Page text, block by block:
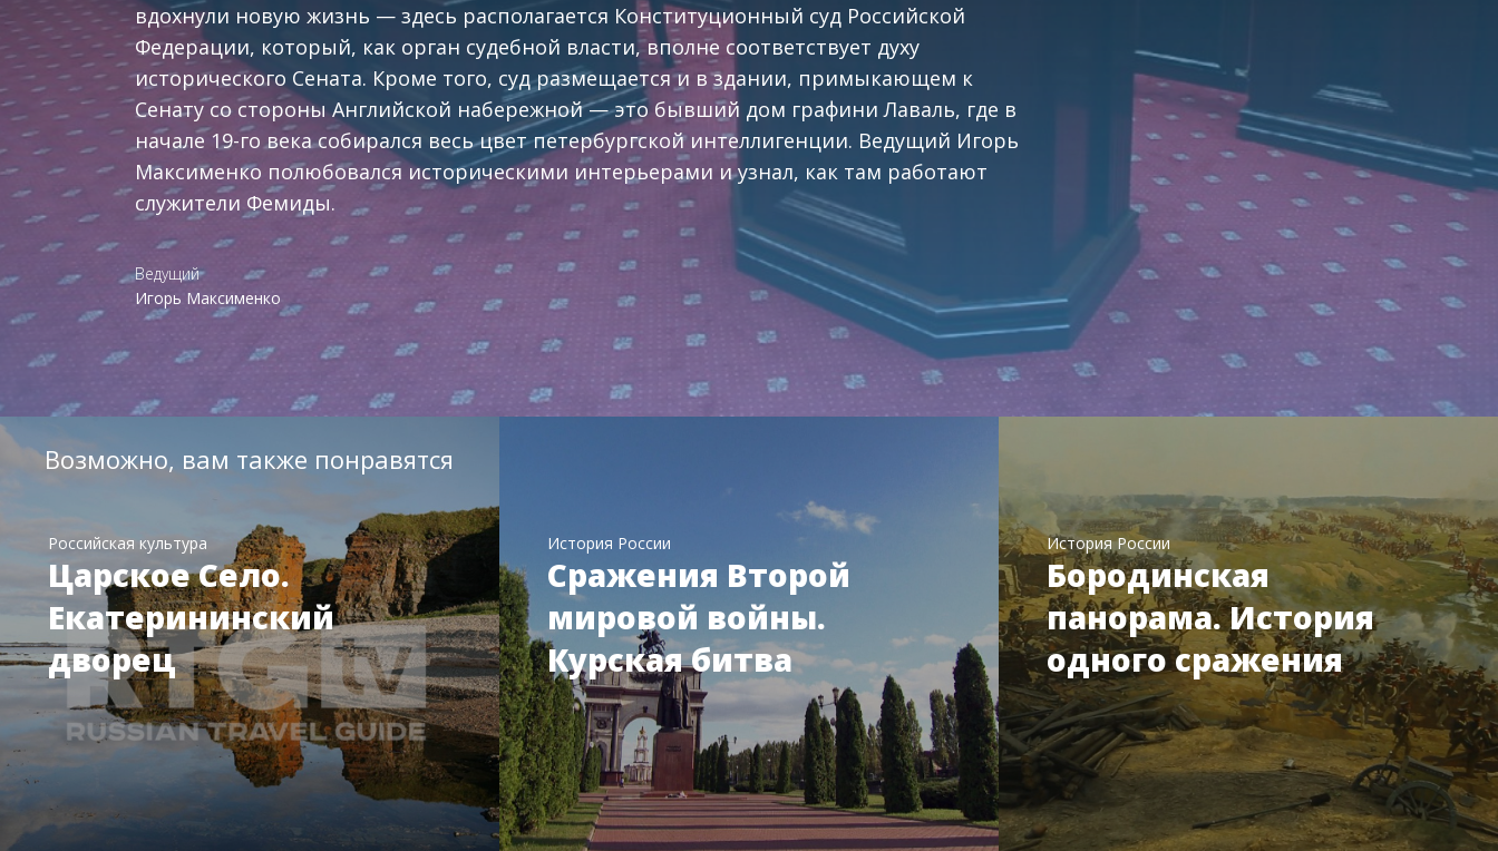
вдохнули новую жизнь — здесь располагается Конституционный суд Российской
Федерации, который, как орган судебной власти, вполне соответствует духу
исторического Сената. Кроме того, суд размещается и в здании, примыкающем к
Сенату со стороны Английской набережной — это бывший дом графини Лаваль, где в
начале 19-го века собирался весь цвет петербургской интеллигенции. Ведущий Игорь
Максименко полюбовался историческими интерьерами и узнал, как там работают
служители Фемиды.
Ведущий
Игорь Максименко
Возможно, вам также понравятся
Российская культура
Царское Село.
Екатерининский
дворец
История России
Сражения Второй
мировой войны.
Курская битва
История России
Бородинская
панорама. История
одного сражения